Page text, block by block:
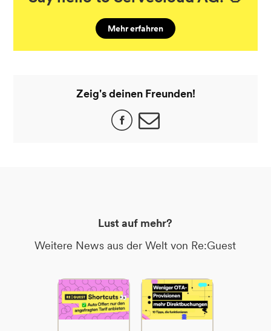
Mehr erfahren
Zeig's deinen Freunden!
Lust auf mehr?
Weitere News aus der Welt von Re:Guest